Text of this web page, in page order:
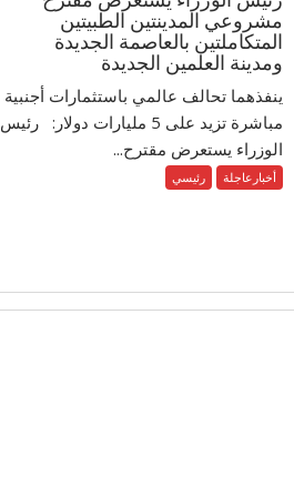
مشروعي المدينتين الطبيتين
المتكاملتين بالعاصمة الجديدة
ومدينة العلمين الجديدة
ينفذهما تحالف عالمي باستثمارات أجنبية
مباشرة تزيد على 5 مليارات دولار: رئيس
الوزراء يستعرض مقترح...
أخبارعاجلة رئيسي